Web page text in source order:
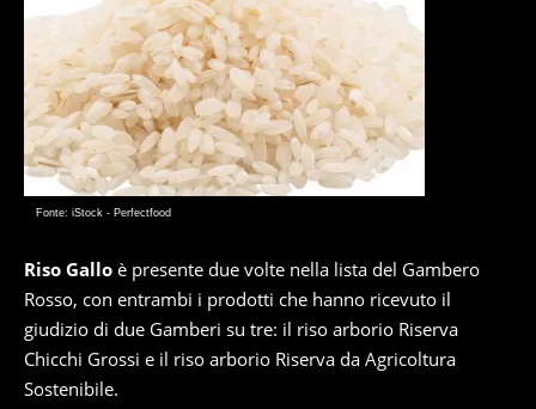
Fonte: iStock - Perfectfood
Riso Gallo è presente due volte nella lista del Gambero
Rosso, con entrambi i prodotti che hanno ricevuto il
giudizio di due Gamberi su tre: il riso arborio Riserva
Chicchi Grossi e il riso arborio Riserva da Agricoltura
Sostenibile.